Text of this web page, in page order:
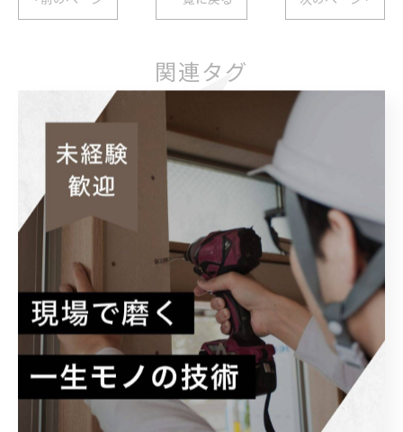
関連タグ
#リノベーション #高卒
#募集
#職人 #ハローワーク
#社会人 #メリット
#大工
#新築 #専属請負
#多様性
#求人
#専門学校 #建築
#千葉
#スキルアップ
#学歴不問
#見習い
#直行直帰
#20代 #工務店